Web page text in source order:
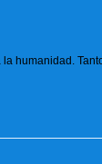
humanidad.